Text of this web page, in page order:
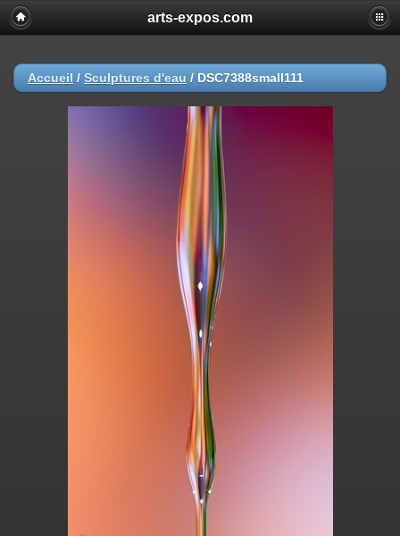
arts-expos.com
Accueil / Sculptures d'eau / DSC7388small111